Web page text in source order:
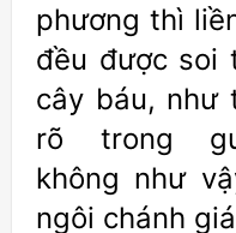
phương thì
đều được soi
cây báu, như
rõ trong
không như
ngôi chánh